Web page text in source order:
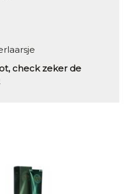
check zeker de